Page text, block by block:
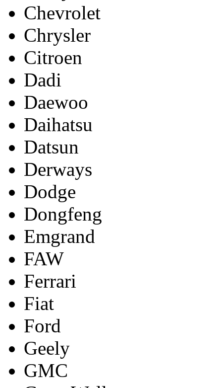
Chevrolet
Chrysler
Citroen
Dadi
Daewoo
Daihatsu
Datsun
Derways
Dodge
Dongfeng
Emgrand
FAW
Ferrari
Fiat
Ford
Geely
GMC